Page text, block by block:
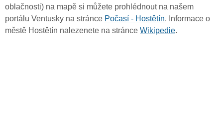
oblačnosti) na mapě si můžete prohlédnout na našem
portálu Ventusky na stránce Počasí - Hostětín. Informace o
městě Hostětín nalezenete na stránce Wikipedie.